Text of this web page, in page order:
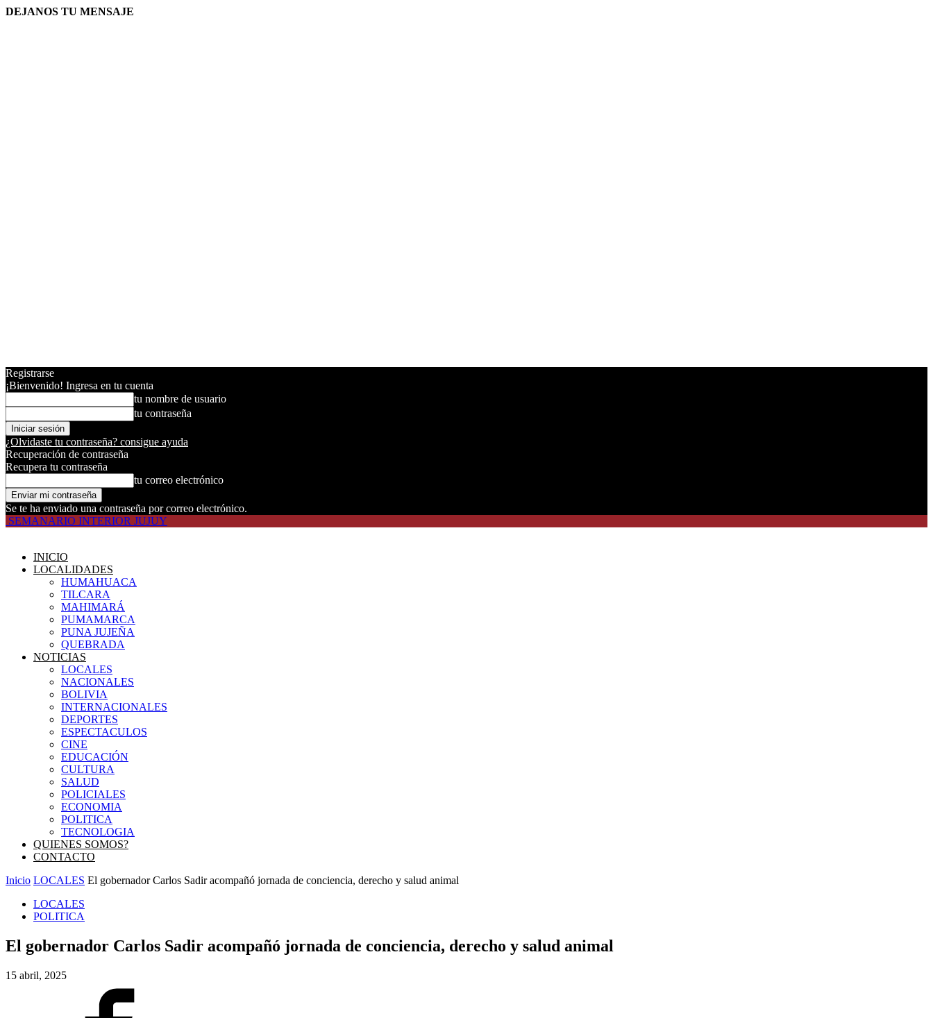
DEJANOS TU MENSAJE
Registrarse
¡Bienvenido! Ingresa en tu cuenta
tu nombre de usuario
tu contraseña
¿Olvidaste tu contraseña? consigue ayuda
Recuperación de contraseña
Recupera tu contraseña
tu correo electrónico
Se te ha enviado una contraseña por correo electrónico.
SEMANARIO INTERIOR JUJUY
INICIO
LOCALIDADES
HUMAHUACA
TILCARA
MAHIMARÁ
PUMAMARCA
PUNA JUJEÑA
QUEBRADA
NOTICIAS
LOCALES
NACIONALES
BOLIVIA
INTERNACIONALES
DEPORTES
ESPECTACULOS
CINE
EDUCACIÓN
CULTURA
SALUD
POLICIALES
ECONOMIA
POLITICA
TECNOLOGIA
QUIENES SOMOS?
CONTACTO
Inicio LOCALES El gobernador Carlos Sadir acompañó jornada de conciencia, derecho y salud animal
LOCALES
POLITICA
El gobernador Carlos Sadir acompañó jornada de conciencia, derecho y salud animal
15 abril, 2025